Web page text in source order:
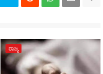
ರಾಜ್ಯ